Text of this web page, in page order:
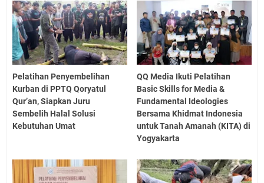
Pelatihan Penyembelihan
Kurban di PPTQ Qoryatul
Qur’an, Siapkan Juru
Sembelih Halal Solusi
Kebutuhan Umat
QQ Media Ikuti Pelatihan
Basic Skills for Media &
Fundamental Ideologies
Bersama Khidmat Indonesia
untuk Tanah Amanah (KITA) di
Yogyakarta